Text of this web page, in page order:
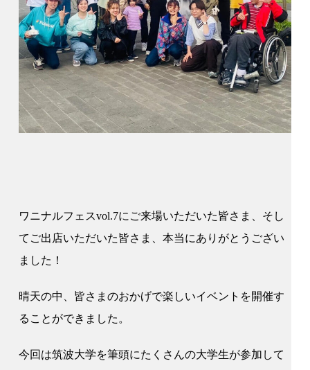
ワニナルフェスvol.7にご来場いただいた皆さま、そし
てご出店いただいた皆さま、本当にありがとうござい
ました！
晴天の中、皆さまのおかげで楽しいイベントを開催す
ることができました。
今回は筑波大学を筆頭にたくさんの大学生が参加して